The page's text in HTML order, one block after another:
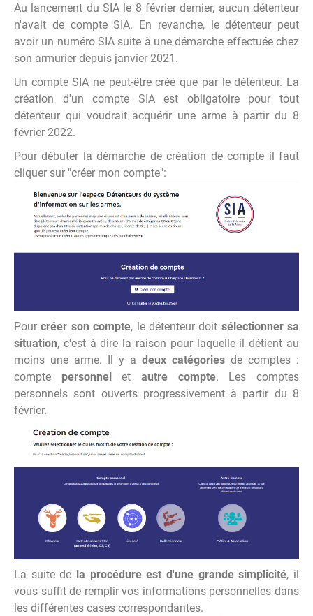
Au lancement du SIA le 8 février dernier, aucun détenteur
n'avait de compte SIA. En revanche, le détenteur peut
avoir un numéro SIA suite à une démarche effectuée chez
son armurier depuis janvier 2021.
Un compte SIA ne peut-être créé que par le détenteur. La
création d'un compte SIA est obligatoire pour tout
détenteur qui voudrait acquérir une arme à partir du 8
février 2022.
Pour débuter la démarche de création de compte il faut
cliquer sur "créer mon compte":
Pourcréer son compte, le détenteur doit sélectionner sa
situation, c'est à dire la raison pour laquelle il détient au
moins une arme. Il y a deux catégories de comptes :
compte personneletautre compte. Les comptes
personnels sont ouverts progressivement à partir du 8
février.
La suite de la procédure est d'une grande simplicité, il
vous suffit de remplir vos informations personnelles dans
les différentes cases correspondantes.